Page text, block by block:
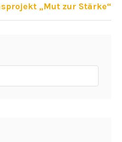
„Mut zur Stärke“